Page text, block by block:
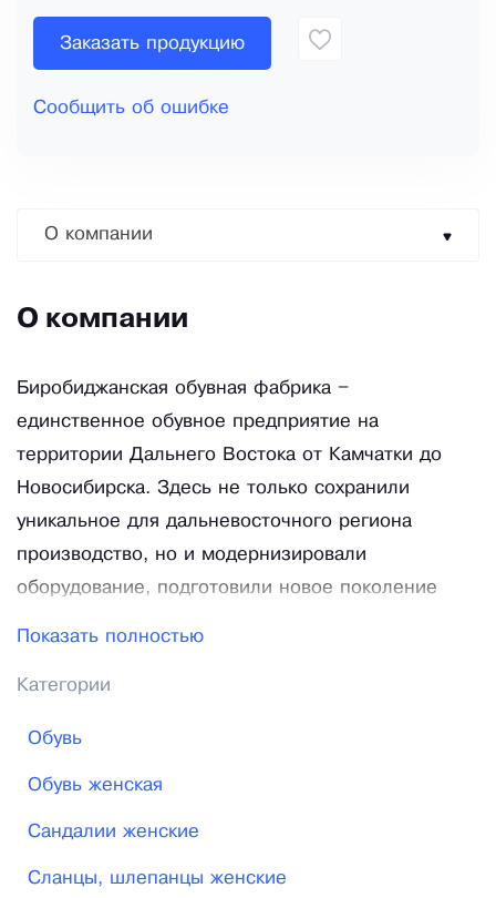
Заказать продукцию
Сообщить об ошибке
О компании
О компании
Биробиджанская обувная фабрика –
единственное обувное предприятие на
территории Дальнего Востока от Камчатки до
Новосибирска. Здесь не только сохранили
уникальное для дальневосточного региона
производство, но и модернизировали
оборудование, подготовили новое поколение
государственным стандартам делает обувь
материалов. Сверхпрочный итальянский клей
рассчитан на перепады влажности, обычные для
содержанием термоэластопласта – гибкая даже в
Показать полностью
Категории
Обувь
Обувь женская
Сандалии женские
Сланцы, шлепанцы женские